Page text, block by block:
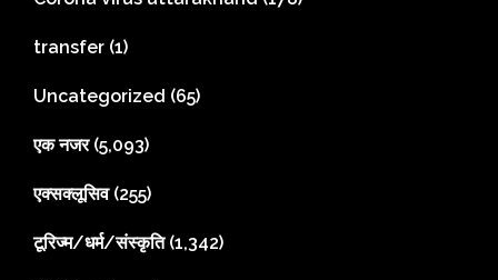
transfer (1)
Uncategorized (65)
एक नजर(5,093)
एक्सक्लूसिव(255)
टूरिज्म/धर्म/संस्कृति(1,342)